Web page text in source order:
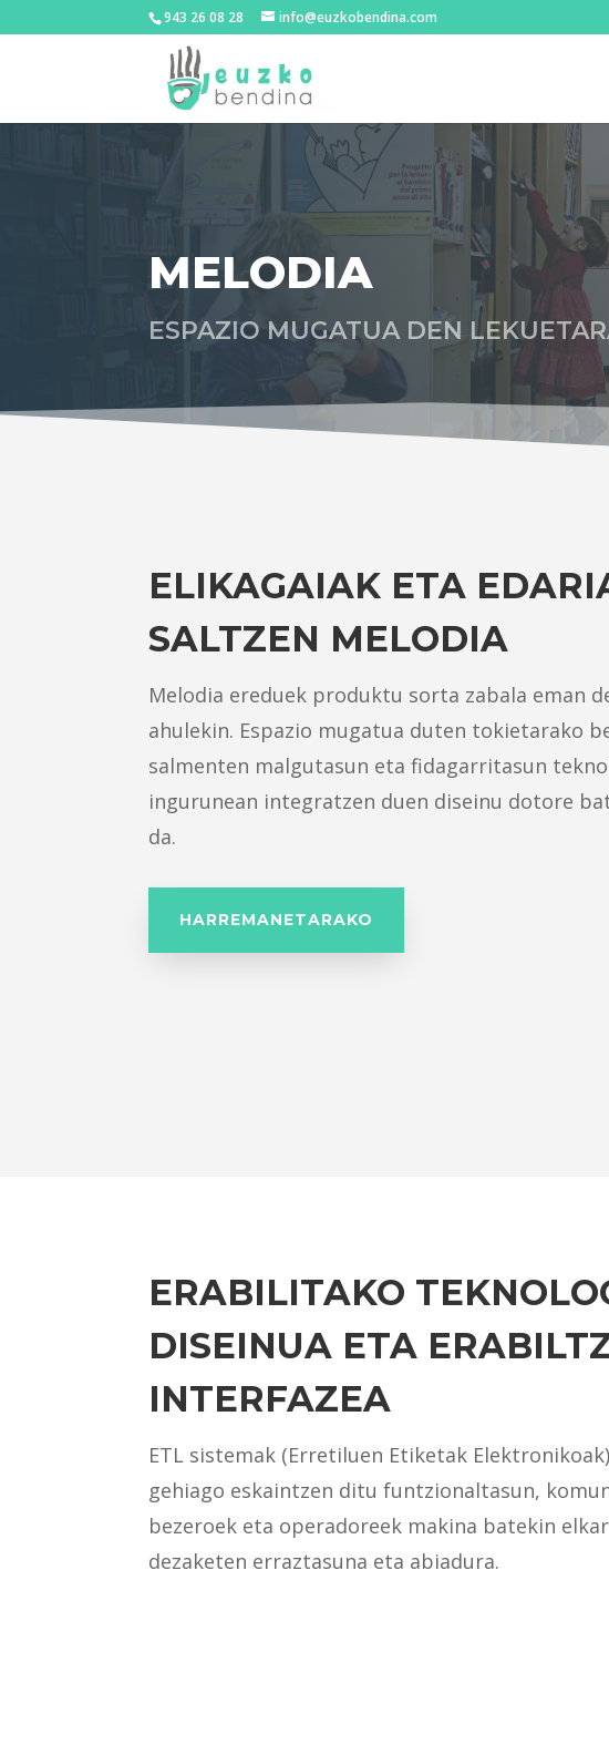
943 26 08 28 info@euzkobendina.com
MELODIA
ESPAZIO MUGATUA DEN
ELIKAGAIAK ETA
SALTZEN MELODIA
Melodia ereduek produktu sorta zabala eman
ahulekin. Espazio mugatua duten tokietarako
salmenten malgutasun eta fidagarritasun
ingurunean integratzen duen diseinu dotore
da.
HARREMANETARAKO
ERABILITAKO
DISEINUA ETA
INTERFAZEA
ETL sistemak (Erretiluen Etiketak
gehiago eskaintzen ditu funtzionaltasun,
bezeroek eta operadoreek makina batekin
dezaketen erraztasuna eta abiadura.